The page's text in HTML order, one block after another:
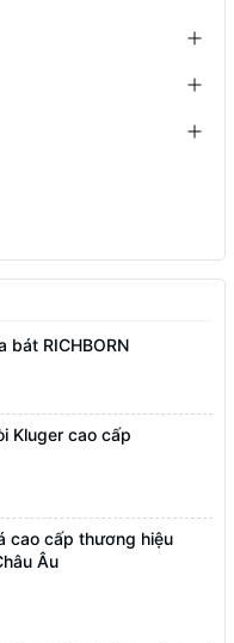
bát RICHBORN
Kluger cao cấp
cao cấp thương hiệu
Âu